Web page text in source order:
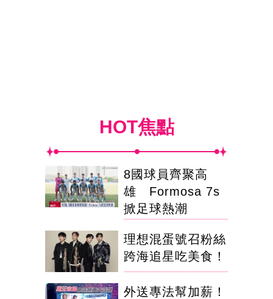
HOT焦點
8國球員齊聚高
雄 Formosa 7s
掀足球熱潮
理想混蛋號召粉絲
跨海追星吃美食！
外送專法幫加薪！